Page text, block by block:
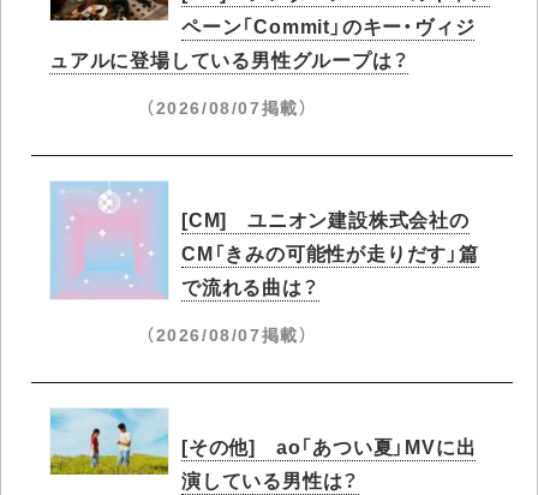
ペーン「Commit」のキー・ヴィジ
ュアルに登場している男性グループは？
（2026/08/07掲載）
[CM] ユニオン建設株式会社の
CM「きみの可能性が走りだす」篇
で流れる曲は？
（2026/08/07掲載）
[その他] ao「あつい夏」MVに出
演している男性は？